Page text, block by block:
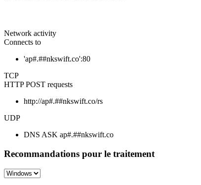
Network activity
Connects to
'ap#.##nkswift.co':80
TCP
HTTP POST requests
http://ap#.##nkswift.co/rs
UDP
DNS ASK ap#.##nkswift.co
Recommandations pour le traitement